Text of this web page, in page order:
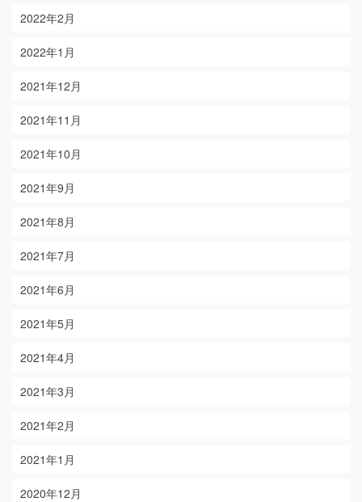
2022年2月
2022年1月
2021年12月
2021年11月
2021年10月
2021年9月
2021年8月
2021年7月
2021年6月
2021年5月
2021年4月
2021年3月
2021年2月
2021年1月
2020年12月